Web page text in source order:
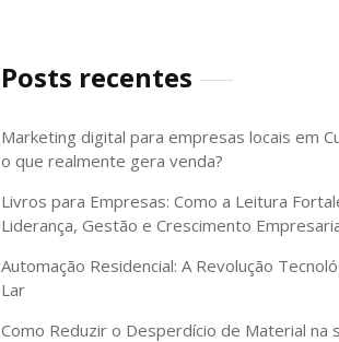
Posts recentes
Marketing digital para empresas locais em
o que realmente gera venda?
Livros para Empresas: Como a Leitura
Liderança, Gestão e Crescimento
Automação Residencial: A Revolução
Lar
Como Reduzir o Desperdício de Material na